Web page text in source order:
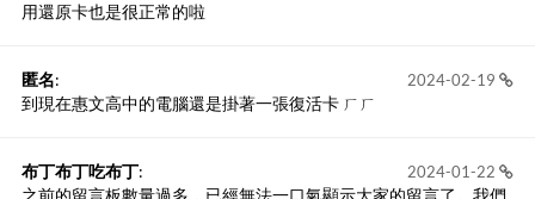
用還原卡也是很正常的啦
2024-02-19
匿名:
到現在惠文高中的電腦還是掛著一張復活卡 ㄏㄏ
2024-01-22
布丁布丁吃布丁: